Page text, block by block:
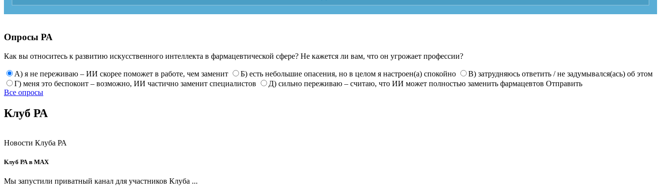
Опросы РА
Как вы относитесь к развитию искусственного интеллекта в фармацевтической сфере? Не кажется ли вам, что он угрожает профессии?
А) я не переживаю – ИИ скорее поможет в работе, чем заменит Б) есть небольшие опасения, но в целом я настроен(а) спокойно
В) затрудняюсь ответить / не задумывался(ась) об этом
Г) меня это беспокоит – возможно, ИИ частично заменит специалистов
Д) сильно переживаю – считаю, что ИИ может полностью заменить фармацевтов Отправить
Все опросы
Клуб РА
Новости Клуба РА
Клуб РА в MAX
Мы запустили приватный канал для участников Клуба ...